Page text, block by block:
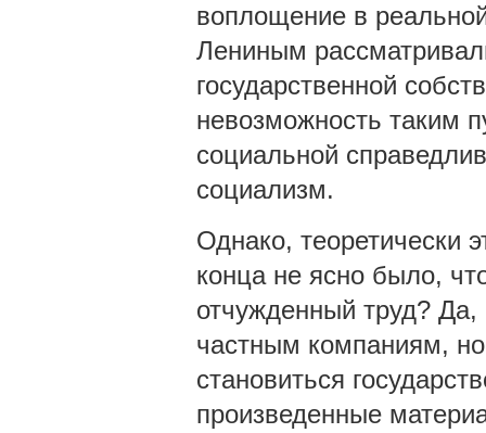
воплощение в
Лениным
государственной
невозможность таким
социальной
социализм.
Однако, теоретически
конца не ясно было,
отчужденный труд?
частным компаниям, но
становиться
произведенные